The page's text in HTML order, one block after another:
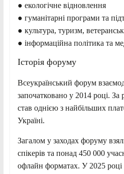
● екологічне відновлення
● гуманітарні програми та
● культура, туризм,
● інформаційна політика та
Історія форуму
Всеукраїнський форум
започатковано у 2014 році. За
став однією з найбільших
Україні.
Загалом у заходах форуму
спікерів та понад 450 000
офлайн форматах. У 2025